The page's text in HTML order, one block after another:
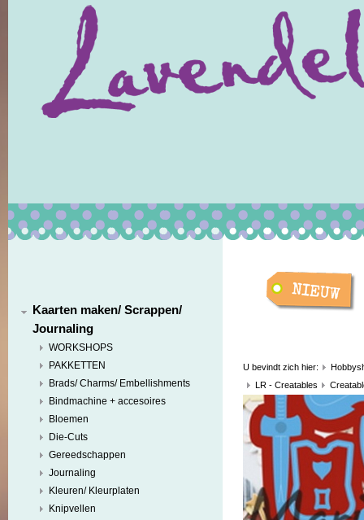
Kaarten maken/ Scrappen/
Journaling
WORKSHOPS
PAKKETTEN
Brads/ Charms/ Embellishments
Bindmachine + accesoires
Bloemen
Die-Cuts
Gereedschappen
Journaling
Kleuren/ Kleurplaten
Knipvellen
U bevindt zich hier:
LR - Creatables